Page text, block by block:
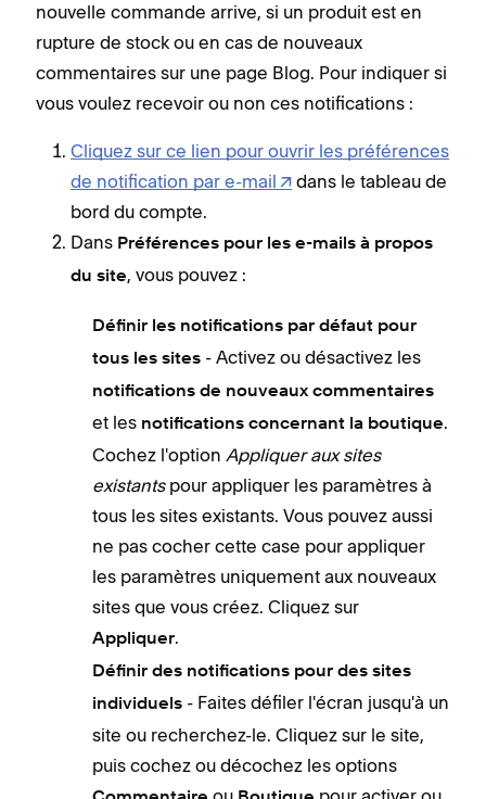
nouvelle commande arrive, si un produit est en
rupture de stock ou en cas de nouveaux
commentaires sur une page Blog. Pour indiquer si
vous voulez recevoir ou non ces notifications :
Cliquez sur ce lien pour ouvrir les préférences
de notification par e-mail
dans le tableau de
bord du compte.
Dans Préférences pour les e-mails à propos
du site, vous pouvez :
Définir les notifications par défaut pour
tous les sites - Activez ou désactivez les
notifications de nouveaux commentaires
et les notifications concernant la boutique.
Cochez l'option Appliquer aux sites
existantspour appliquer les paramètres à
tous les sites existants. Vous pouvez aussi
ne pas cocher cette case pour appliquer
les paramètres uniquement aux nouveaux
sites que vous créez. Cliquez sur
Appliquer.
Définir des notifications pour des sites
individuels - Faites défiler l'écran jusqu'à un
site ou recherchez-le. Cliquez sur le site,
puis cochez ou décochez les options